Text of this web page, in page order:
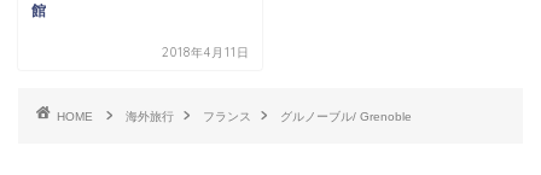
館
2018年4月11日
HOME 海外旅行 フランス グルノーブル/ Grenoble